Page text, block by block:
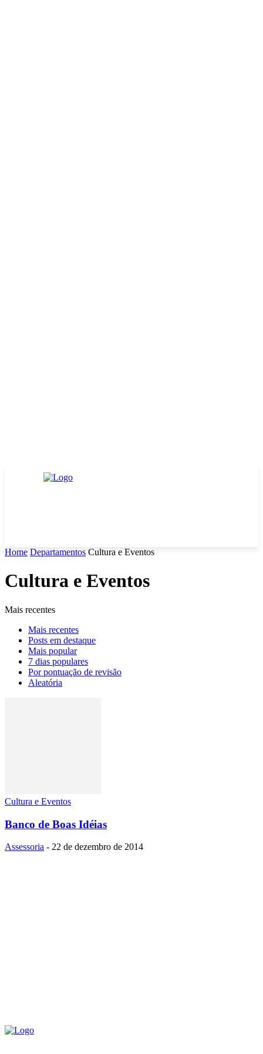
Home Departamentos Cultura e Eventos
Cultura e Eventos
Mais recentes
Mais recentes
Posts em destaque
Mais popular
7 dias populares
Por pontuação de revisão
Aleatória
Cultura e Eventos
Banco de Boas Idéias
Assessoria - 22 de dezembro de 2014